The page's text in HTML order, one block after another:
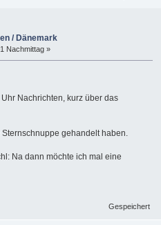
/ Dänemark
Nachmittag »
Nachrichten, kurz über das
gehandelt haben.
Na dann möchte ich mal eine
Gespeichert